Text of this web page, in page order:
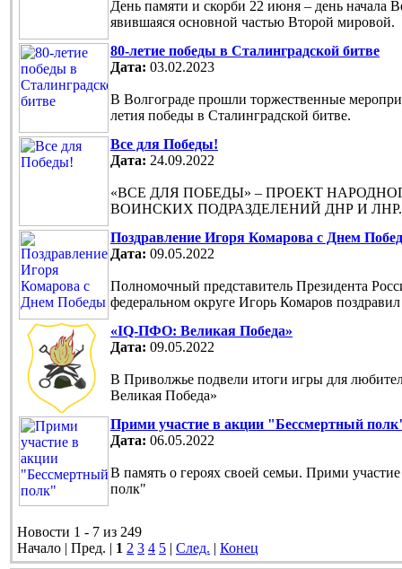
День памяти и скорби 22 июня – день начала
явившаяся основной частью Второй мировой.
80-летие победы в Сталинградской битве
Дата: 03.02.2023
В Волгограде прошли торжественные
летия победы в Сталинградской битве.
Все для Победы!
Дата: 24.09.2022
«ВСЕ ДЛЯ ПОБЕДЫ» – ПРОЕКТ
ВОИНСКИХ ПОДРАЗДЕЛЕНИЙ ДНР И ЛНР.
Поздравление Игоря Комарова с Днем
Дата: 09.05.2022
Полномочный представитель Президента
федеральном округе Игорь Комаров
«IQ-ПФО: Великая Победа»
Дата: 09.05.2022
В Приволжье подвели итоги игры для
Великая Победа»
Прими участие в акции "Бессмертный
Дата: 06.05.2022
В память о героях своей семьи. Прими
полк"
Новости 1 - 7 из 249
Начало | Пред. | 1 2 3 4 5 | След. | Конец